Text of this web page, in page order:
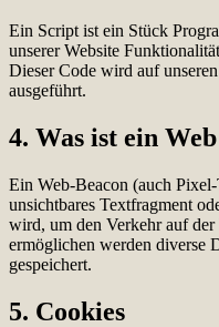
Ein Script ist ein Stück
unserer Website
Dieser Code wird auf
ausgeführt.
4. Was ist ein
Ein Web-Beacon (auch
unsichtbares Textfragment
wird, um den Verkehr auf
ermöglichen werden diverse
gespeichert.
5. Cookies